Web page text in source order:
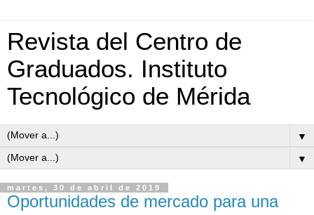
Revista del Centro de
Graduados. Instituto
Tecnológico de Mérida
▼
▼
martes, 30 de abril de 2019
Oportunidades de mercado para una